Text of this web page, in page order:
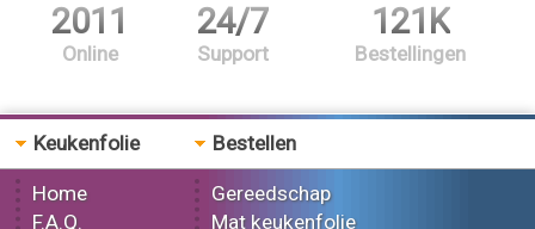
2011
Online
24/7
Support
121K
Bestellingen
Keukenfolie
Home
F.A.Q.
Bestellen
Gereedschap
Mat keukenfolie